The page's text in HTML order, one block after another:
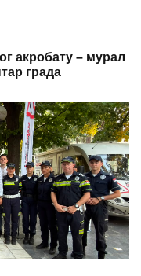
акробату – мурал
града